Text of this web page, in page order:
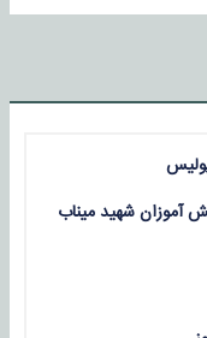
آموزان شهید میناب